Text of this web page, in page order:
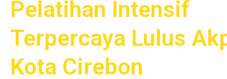
Pelatihan Intensif
Terpercaya Lulus
Kota Cirebon